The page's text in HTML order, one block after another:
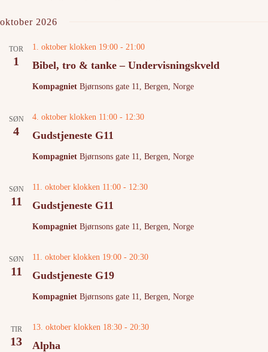
oktober 2026
TOR
1 Bibel, tro & tanke – Undervisningskveld
1. oktober klokken 19:00 - 21:00
Kompagniet Bjørnsons gate 11, Bergen, Norge
SØN
4 Gudstjeneste G11
4. oktober klokken 11:00 - 12:30
Kompagniet Bjørnsons gate 11, Bergen, Norge
SØN
11 Gudstjeneste G11
11. oktober klokken 11:00 - 12:30
Kompagniet Bjørnsons gate 11, Bergen, Norge
SØN
11 Gudstjeneste G19
11. oktober klokken 19:00 - 20:30
Kompagniet Bjørnsons gate 11, Bergen, Norge
TIR
13 Alpha
13. oktober klokken 18:30 - 20:30